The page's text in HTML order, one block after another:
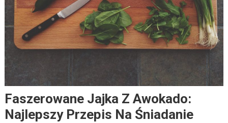
Faszerowane Jajka Z Awokado:
Najlepszy Przepis Na Śniadanie